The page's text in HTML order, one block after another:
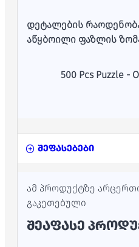
დეტალების
აწყბოილი ფაზლის
500 Pcs Puzzle -
შეფასებები
ამ პროდუქტზე
გაკეთებული
ᲨᲔᲐᲤᲐᲡᲔ